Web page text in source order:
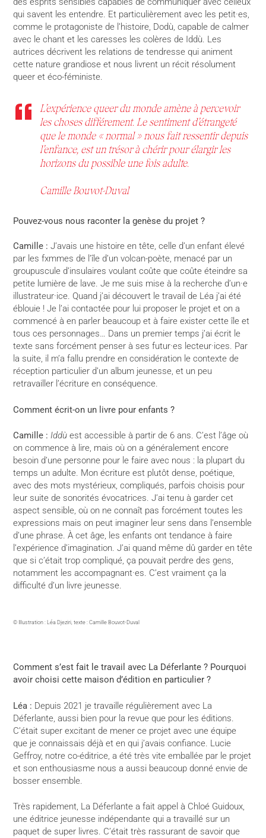
qui savent les entendre. Et particulièrement avec les petit·es,
comme le protagoniste de l’histoire, Dodù, capable de calmer
avec le chant et les caresses les colères de Iddù. Les
autrices décrivent les relations de tendresse qui animent
cette nature grandiose et nous livrent un récit résolument
queer et éco-féministe.
L’expérience queer du monde amène à percevoir
les choses différement. Le sentiment d’étrangeté
que le monde «normal » nous fait ressentir depuis
l’enfance, est un trésor à chérir pour élargir les
horizons du possible une fois adulte.
Camille Bouvot-Duval
Pouvez-vous nous raconter la genèse du projet ?
Camille :J’avais une histoire en tête, celle d’un enfant élevé
par les fxmmes de l’île d’un volcan-poète, menacé par un
groupuscule d’insulaires voulant coûte que coûte éteindre sa
petite lumière de lave. Je me suis mise à la recherche d’un·e
illustrateur·ice. Quand j’ai découvert le travail de Léa j’ai été
éblouie ! Je l’ai contactée pour lui proposer le projet et on a
commencé à en parler beaucoup et à faire exister cette île et
tous ces personnages… Dans un premier temps j’ai écrit le
texte sans forcément penser à ses futur·es lecteur·ices. Par
la suite, il m’a fallu prendre en considération le contexte de
réception particulier d’un album jeunesse, et un peu
retravailler l’écriture en conséquence.
Comment écrit-on un livre pour enfants ?
Camille : Iddùest accessible à partir de 6 ans. C’est l’âge où
on commence à lire, mais où on a généralement encore
besoin d’une personne pour le faire avec nous : la plupart du
temps un adulte. Mon écriture est plutôt dense, poétique,
avec des mots mystérieux, compliqués, parfois choisis pour
leur suite de sonorités évocatrices. J’ai tenu à garder cet
aspect sensible, où on ne connaît pas forcément toutes les
expressions mais on peut imaginer leur sens dans l’ensemble
d’une phrase. À cet âge, les enfants ont tendance à faire
l’expérience d’imagination. J’ai quand même dû garder en tête
que si c’était trop compliqué, ça pouvait perdre des gens,
notamment les accompagnant·es. C’est vraiment ça la
difficulté d’un livre jeunesse.
© Illustration : Léa Djeziri, texte : Camille Bouvot-Duval
Comment s’est fait le travail avec La Déferlante ? Pourquoi
avoir choisi cette maison d’édition en particulier ?
Léa : Depuis 2021 je travaille régulièrement avec La
Déferlante, aussi bien pour la revue que pour les éditions.
C’était super excitant de mener ce projet avec une équipe
que je connaissais déjà et en qui j’avais confiance. Lucie
Geffroy, notre co-éditrice, a été très vite emballée par le projet
et son enthousiasme nous a aussi beaucoup donné envie de
bosser ensemble.
Très rapidement, La Déferlante a fait appel à Chloé Guidoux,
une éditrice jeunesse indépendante qui a travaillé sur un
paquet de super livres. C’était très rassurant de savoir que